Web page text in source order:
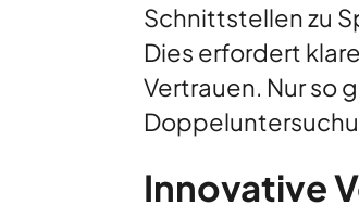
Schnittstellen zu
Dies erfordert
Vertrauen. Nur so
Innovative